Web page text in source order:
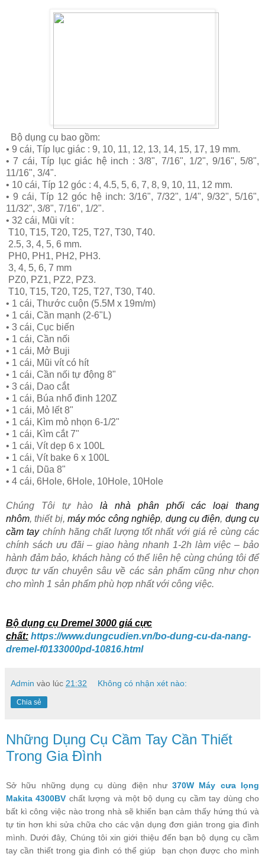
Bộ dụng cụ bao gồm:
• 9 cái, Típ lục giác : 9, 10, 11, 12, 13, 14, 15, 17, 19 mm.
• 7 cái, Típ lục giác hệ inch : 3/8", 7/16", 1/2", 9/16", 5/8",
11/16", 3/4".
• 10 cái, Típ 12 góc : 4, 4.5, 5, 6, 7, 8, 9, 10, 11, 12 mm.
• 9 cái, Típ 12 góc hệ inch: 3/16", 7/32", 1/4", 9/32", 5/16",
11/32", 3/8", 7/16", 1/2".
• 32 cái, Mũi vít :
T10, T15, T20, T25, T27, T30, T40.
2.5, 3, 4, 5, 6 mm.
PH0, PH1, PH2, PH3.
3, 4, 5, 6, 7 mm
PZ0, PZ1, PZ2, PZ3.
T10, T15, T20, T25, T27, T30, T40.
• 1 cái, Thước cuộn (5.5M x 19m/m)
• 1 cái, Cần mạnh (2-6"L)
• 3 cái, Cục biến
• 1 cái, Cần nối
• 1 cái, Mở Buji
• 1 cái, Mũi vít có hít
• 1 cái, Cần nối tự động 8"
• 3 cái, Dao cắt
• 1 cái, Búa nhổ đinh 120Z
• 1 cái, Mỏ lết 8"
• 1 cái, Kìm mỏ nhọn 6-1/2"
• 1 cái, Kìm cắt 7"
• 1 cái, Vít dẹp 6 x 100L
• 1 cái, Vít bake 6 x 100L
• 1 cái, Dũa 8"
• 4 cái, 6Hole, 6Hole, 10Hole, 10Hole
Chúng Tôi tự hàolà nhà phân phối các loạithang
nhôm, thiết bị,máy móc công nghiệp, dụng cụ điện, dụng cụ
cầm taychính hãng chất lượng tốt nhất với giá rẻ cùng các
chính sách ưu đãi – giao hàng nhanh 1-2h làm việc – bảo
hành đảm bảo, khách hàng có thể liên hệ cùng chúng tôi để
được tư vấn chuyên sâu về các sản phẩm cũng như chọn
cho mình 1 sản phẩm phù hợp nhất với công việc.
Bộ dụng cụ Dremel 3000 giá cực
chất: https://www.dungcudien.vn/bo-dung-cu-da-nang-
dremel-f0133000pd-10816.html
Admin vào lúc 21:32 Không có nhận xét nào:
Chia sẻ
Những Dụng Cụ Cầm Tay Cần Thiết
Trong Gia Đình
Sở hữu những dụng cụ dùng điện như370W Máy cưa lọng
Makita 4300BV chất lượng và một bộ dụng cụ cầm tay dùng cho
bất kì công việc nào trong nhà sẽ khiến bạn cảm thấy hứng thú và
tự tin hơn khi sửa chữa cho các vận dụng đơn giản trong gia đình
mình. Dưới đây, Chúng tôixin giới thiệu đến bạn bộ dụng cụ cầm
tay cần thiết trong gia đình có thể giúp bạn chọn được cho mình